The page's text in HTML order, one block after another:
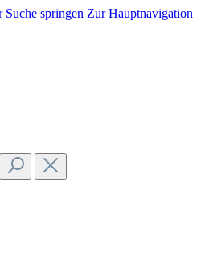
Suche springen Zur Hauptnavigation